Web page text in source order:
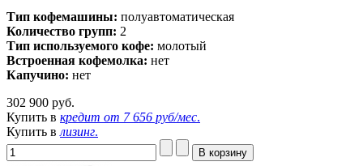
Тип кофемашины: полуавтоматическая
Количество групп: 2
Тип используемого кофе: молотый
Встроенная кофемолка: нет
Капучино: нет
302 900 руб.
Купить в кредит от 7 656 руб/мес.
Купить в лизинг.